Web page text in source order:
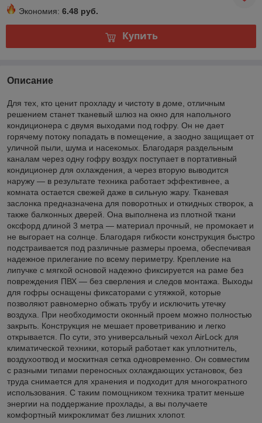
Экономия: 6.48 руб.
Купить
Описание
Для тех, кто ценит прохладу и чистоту в доме, отличным
решением станет тканевый шлюз на окно для напольного
кондиционера с двумя выходами под гофру. Он не дает
горячему потоку попадать в помещение, а заодно защищает от
уличной пыли, шума и насекомых. Благодаря раздельным
каналам через одну гофру воздух поступает в портативный
кондиционер для охлаждения, а через вторую выводится
наружу — в результате техника работает эффективнее, а
комната остается свежей даже в сильную жару. Тканевая
заслонка предназначена для поворотных и откидных створок, а
также балконных дверей. Она выполнена из плотной ткани
оксфорд длиной 3 метра — материал прочный, не промокает и
не выгорает на солнце. Благодаря гибкости конструкция быстро
подстраивается под различные размеры проема, обеспечивая
надежное прилегание по всему периметру. Крепление на
липучке с мягкой основой надежно фиксируется на раме без
повреждения ПВХ — без сверления и следов монтажа. Выходы
для гофры оснащены фиксаторами с утяжкой, которые
позволяют равномерно обжать трубу и исключить утечку
воздуха. При необходимости оконный проем можно полностью
закрыть. Конструкция не мешает проветриванию и легко
открывается. По сути, это универсальный чехол AirLock для
климатической техники, который работает как уплотнитель,
воздухоотвод и москитная сетка одновременно. Он совместим
с разными типами переносных охлаждающих установок, без
труда снимается для хранения и подходит для многократного
использования. С таким помощником техника тратит меньше
энергии на поддержание прохлады, а вы получаете
комфортный микроклимат без лишних хлопот.